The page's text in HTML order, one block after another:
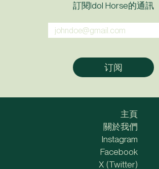
訂閱Idol Horse的通訊
主頁
關於我們
Instagram
Facebook
X (Twitter)